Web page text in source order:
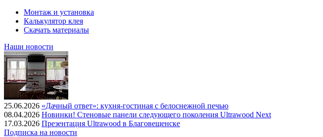
Монтаж и установка
Калькулятор клея
Скачать материалы
Наши новости
25.06.2026 «Дачный ответ»: кухня-гостиная с белоснежной печью
08.04.2026 Новинки! Стеновые панели следующего поколения Ultrawood Next
17.03.2026 Презентация Ultrawood в Благовещенске
Подписка на новости